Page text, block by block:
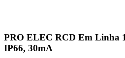
PRO ELEC RCD Em Linha
IP66, 30mA